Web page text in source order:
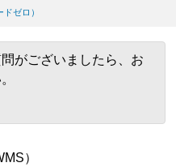
ゼロ）
がございましたら、お
）